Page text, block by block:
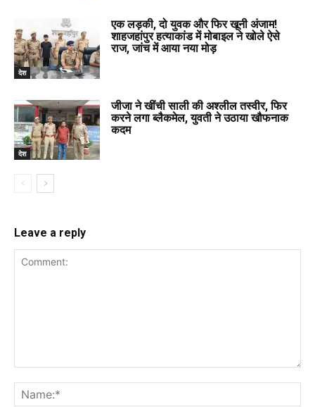
देश
एक लड़की, दो युवक और फिर खूनी अंजाम!
शाहजहांपुर हत्याकांड में मोबाइल ने खोले ऐसे
राज, जांच में आया नया मोड़
देश
जीजा ने खींची साली की अश्लील तस्वीर, फिर
करने लगा ब्लैकमेल, युवती ने उठाया खौफनाक
कदम
Leave a reply